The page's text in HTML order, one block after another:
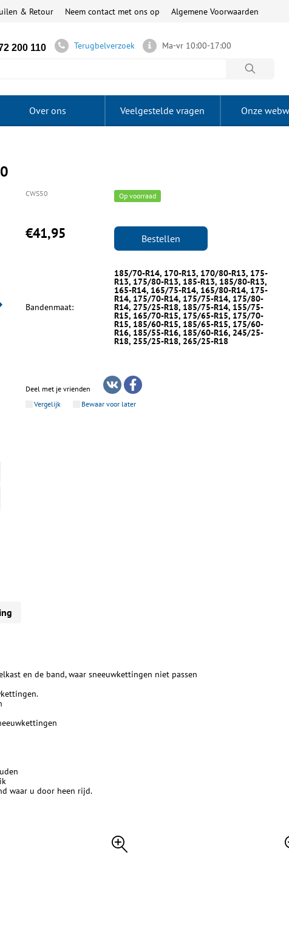
& Retour Neem contact met ons op Algemene Voorwaarden
200 110 Terugbelverzoek
Ma-vr 10:00-17:00
Over ons Veelgestelde vragen Onze
CWS50 Op voorraad
€41,95 Bestellen
Bandenmaat:
185/70-R14, 170-R13, 170/80-R13, 175-
R13, 175/80-R13, 185-R13, 185/80-R13,
165-R14, 165/75-R14, 165/80-R14, 175-
R14, 175/70-R14, 175/75-R14, 175/80-
R14, 275/25-R18, 185/75-R14, 155/75-
R15, 165/70-R15, 175/65-R15, 175/70-
R15, 185/60-R15, 185/65-R15, 175/60-
R16, 185/55-R16, 185/60-R16, 245/25-
R18, 255/25-R18, 265/25-R18
Deel met je vrienden
Vergelijk
Bewaar voor later
en de band, waar sneeuwkettingen niet passen
waar u door heen rijd.